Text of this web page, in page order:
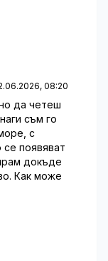
08:20
да четеш
съм го
с
се появяват
докъде
Как може